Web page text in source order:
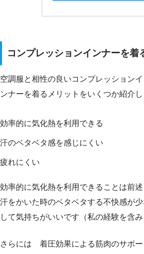
コンプレッションインナーを着
空調服と相性の良いコンプレッション
ンナーを着るメリットをいくつか紹介
効率的に気化熱を利用できる
汗のベタベタ感を感じにくい
疲れにくい
効率的に気化熱を利用できることは
汗をかいた時のベタベタする不快感が
して気持ちがいいです（私の経験を含
さらには 着圧効果による筋肉のサポ